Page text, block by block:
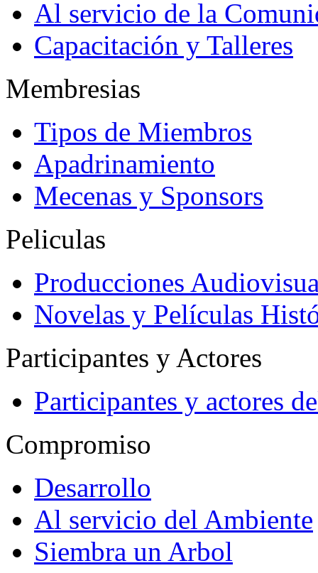
Al servicio de la
Capacitación y Talleres
Membresias
Tipos de Miembros
Apadrinamiento
Mecenas y Sponsors
Peliculas
Producciones
Novelas y Películas
Participantes y Actores
Participantes y actores
Compromiso
Desarrollo
Al servicio del Ambiente
Siembra un Arbol